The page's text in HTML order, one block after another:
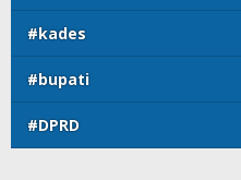
#kades
#bupati
#DPRD